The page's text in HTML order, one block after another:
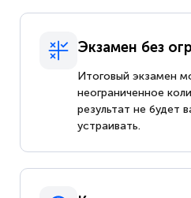
Экзамен без
Итоговый экзамен
неограниченное
результат не будет
устраивать.